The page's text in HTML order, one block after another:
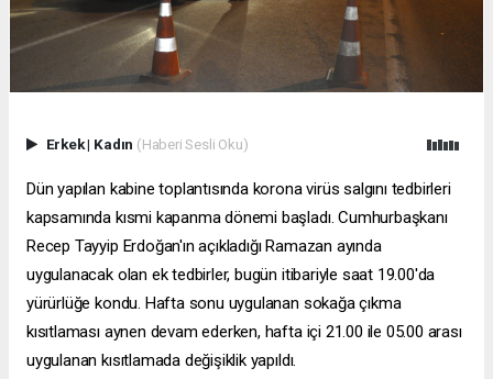
Erkek| Kadın (Haberi Sesli Oku)
Dün yapılan kabine toplantısında korona virüs salgını tedbirleri
kapsamında kısmi kapanma dönemi başladı. Cumhurbaşkanı
Recep Tayyip Erdoğan'ın açıkladığı Ramazan ayında
uygulanacak olan ek tedbirler, bugün itibariyle saat 19.00'da
yürürlüğe kondu. Hafta sonu uygulanan sokağa çıkma
kısıtlaması aynen devam ederken, hafta içi 21.00 ile 05.00 arası
uygulanan kısıtlamada değişiklik yapıldı.